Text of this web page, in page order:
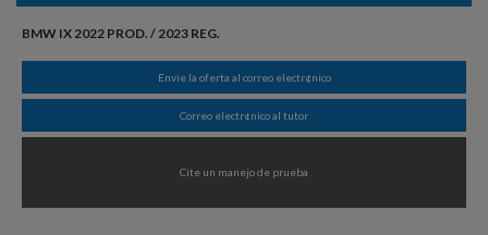
BMW IX 2022 PROD. / 2023 REG.
Envie la oferta al correo electr¢nico
Correo electr¢nico al tutor
Cite un manejo de prueba